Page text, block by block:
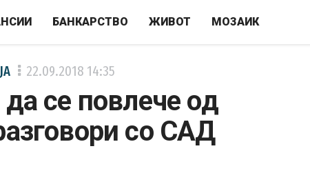
БАНКАРСТВО ЖИВОТ МОЗАИК
22.09.2018 14:35
се повлече од
со САД